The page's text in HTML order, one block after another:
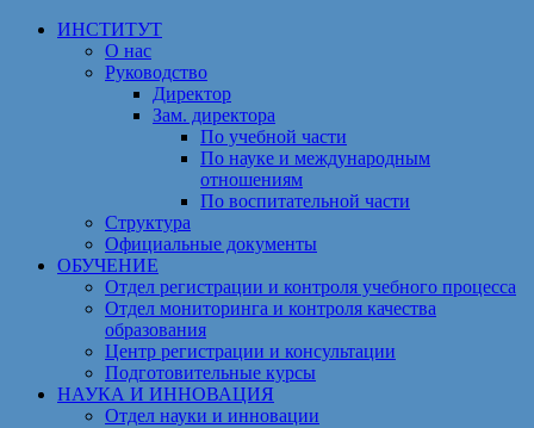
ИНСТИТУТ
О нас
Руководство
Директор
Зам. директора
По учебной части
По науке и международным
отношениям
По воспитательной части
Структура
Официальные документы
ОБУЧЕНИЕ
Отдел регистрации и контроля учебного процесса
Отдел мониторинга и контроля качества
образования
Центр регистрации и консультации
Подготовительные курсы
НАУКА И ИННОВАЦИЯ
Отдел науки и инновации